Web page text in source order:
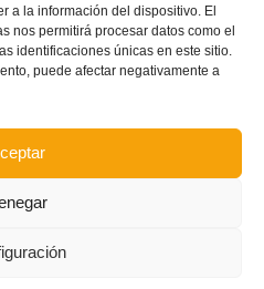
a la información del dispositivo. El
nos permitirá procesar datos como el
identificaciones únicas en este sitio.
puede afectar negativamente a
VI de Tercera Federación
2026/27 se sorteará el
noviembre 2026 (agotadas las
septiembre)
2027